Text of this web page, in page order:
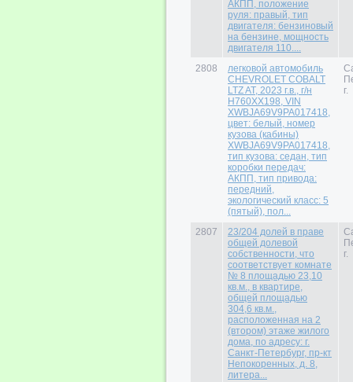
АКПП, положение
руля: правый, тип
двигателя: бензиновый
на бензине, мощность
двигателя 110....
2808
легковой автомобиль
CHEVROLET COBALT
LTZ AT, 2023 г.в., г/н
H760XX198, VIN
XWBJA69V9PA017418,
цвет: белый, номер
кузова (кабины)
XWBJA69V9PA017418,
тип кузова: седан, тип
коробки передач:
АКПП, тип привода:
передний,
экологический класс: 5
(пятый), пол...
г.
2807
23/204 долей в праве
общей долевой
собственности, что
соответствует комнате
№ 8 площадью 23,10
кв.м., в квартире,
общей площадью
304,6 кв.м.,
расположенная на 2
(втором) этаже жилого
дома, по адресу: г.
Санкт-Петербург, пр-кт
Непокоренных, д. 8,
литера...
г.